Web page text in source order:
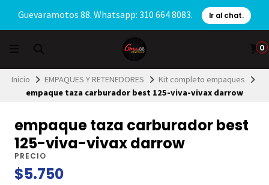
Guevaramotos 88. Whatsapp: 310 664 8083. Ir al chat.
0
Inicio EMPAQUES Y RETENEDORES
Kit completo empaques
empaque taza carburador best 125-viva-vivax darrow
empaque taza carburador best
125-viva-vivax darrow
PRECIO
$5.750